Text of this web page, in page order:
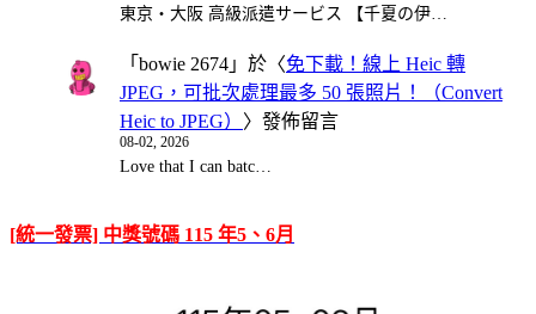
東京・大阪 高級派遣サービス 【千夏の伊…
「 bowie 2674 」於〈免下載！線上 Heic 轉
JPEG，可批次處理最多 50 張照片！（Convert
Heic to JPEG） 〉發佈留言
08-02, 2026
Love that I can batc…
[統一發票] 中獎號碼 115 年5、6月